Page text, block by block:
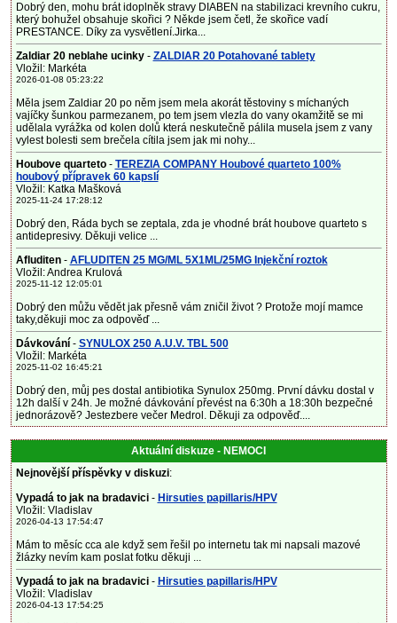
Dobrý den, mohu brát idoplněk stravy DIABEN na stabilizaci krevního cukru,
který bohužel obsahuje skořici ? Někde jsem četl, že skořice vadí
PRESTANCE. Díky za vysvětlení.Jirka...
Zaldiar 20 neblahe ucinky- ZALDIAR 20 Potahované tablety
Vložil: Markéta
2026-01-08 05:23:22
Měla jsem Zaldiar 20 po něm jsem mela akorát těstoviny s míchaných
vajíčky šunkou parmezanem, po tem jsem vlezla do vany okamžitě se mi
udělala vyrážka od kolen dolů která neskutečně pálila musela jsem z vany
vylest bolesti sem brečela cítila jsem jak mi nohy...
Houbove quarteto- TEREZIA COMPANY Houbové quarteto 100%
houbový přípravek 60 kapslí
Vložil: Katka Mašková
2025-11-24 17:28:12
Dobrý den, Ráda bych se zeptala, zda je vhodné brát houbove quarteto s
antidepresivy. Děkuji velice ...
Afluditen- AFLUDITEN 25 MG/ML 5X1ML/25MG Injekční roztok
Vložil: Andrea Krulová
2025-11-12 12:05:01
Dobrý den můžu vědět jak přesně vám zničil život ? Protože mojí mamce
taky,děkuji moc za odpověď ...
Dávkování - SYNULOX 250 A.U.V. TBL 500
Vložil: Markéta
2025-11-02 16:45:21
Dobrý den, můj pes dostal antibiotika Synulox 250mg. První dávku dostal v
12h další v 24h. Je možné dávkování převést na 6:30h a 18:30h bezpečné
jednorázově? Jestezbere večer Medrol. Děkuji za odpověď....
Aktuální diskuze - NEMOCI
Nejnovější příspěvky v diskuzi:
Vypadá to jak na bradavici - Hirsuties papillaris/HPV
Vložil: Vladislav
2026-04-13 17:54:47
Mám to měsíc cca ale když sem řešil po internetu tak mi napsali mazové
žlázky nevím kam poslat fotku děkuji ...
Vypadá to jak na bradavici - Hirsuties papillaris/HPV
Vložil: Vladislav
2026-04-13 17:54:25